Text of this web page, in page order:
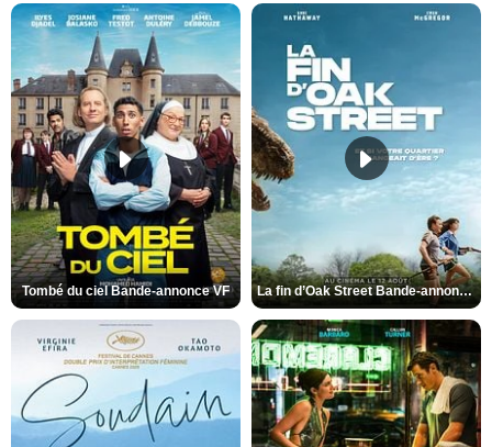
Tombé du ciel Bande-annonce VF La fin d’Oak Street Bande-annonce VO STFR